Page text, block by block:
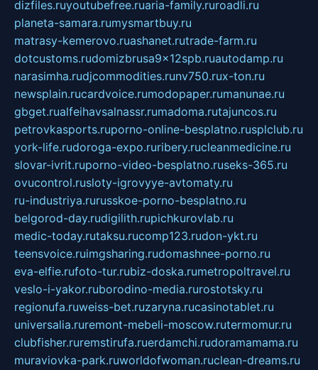
dizfiles.ruyoutubefree.ruaria-family.ruroadli.ru
planeta-samara.rumysmartbuy.ru
matrasy-kemerovo.ruashanet.rutrade-farm.ru
dotcustoms.rudomizbrusa9x12spb.ruautodamp.ru
narasimha.rudjcommodities.runv750.rux-ton.ru
newsplain.rucardvoice.rumodopaper.rumanunae.ru
gbget.rualfeihavsalnassr.rumadoma.rutajuncos.ru
petrovkasports.ruporno-online-besplatno.rusplclub.ru
york-life.rudoroga-expo.ruribery.rucleanmedicine.ru
slovar-ivrit.ruporno-video-besplatno.ruseks-365.ru
ovucontrol.rusloty-igrovyye-avtomaty.ru
ru-industriya.rurusskoe-porno-besplatno.ru
belgorod-day.rudigilith.rupichkurovlab.ru
medic-today.rutaksu.rucomp123.rudon-ykt.ru
teensvoice.ruimgsharing.rudomashnee-porno.ru
eva-elfie.rufoto-tur.rubiz-doska.rumetropoltravel.ru
veslo-i-yakor.ruborodino-media.rurostotsky.ru
regionufa.ruweiss-bet.ruzaryna.rucasinotablet.ru
universalia.ruremont-mebeli-moscow.rutermomur.ru
clubfisher.ruremstirufa.ruerdamchi.rudoramamama.ru
muraviovka-park.ruworldofwoman.ruclean-dreams.ru